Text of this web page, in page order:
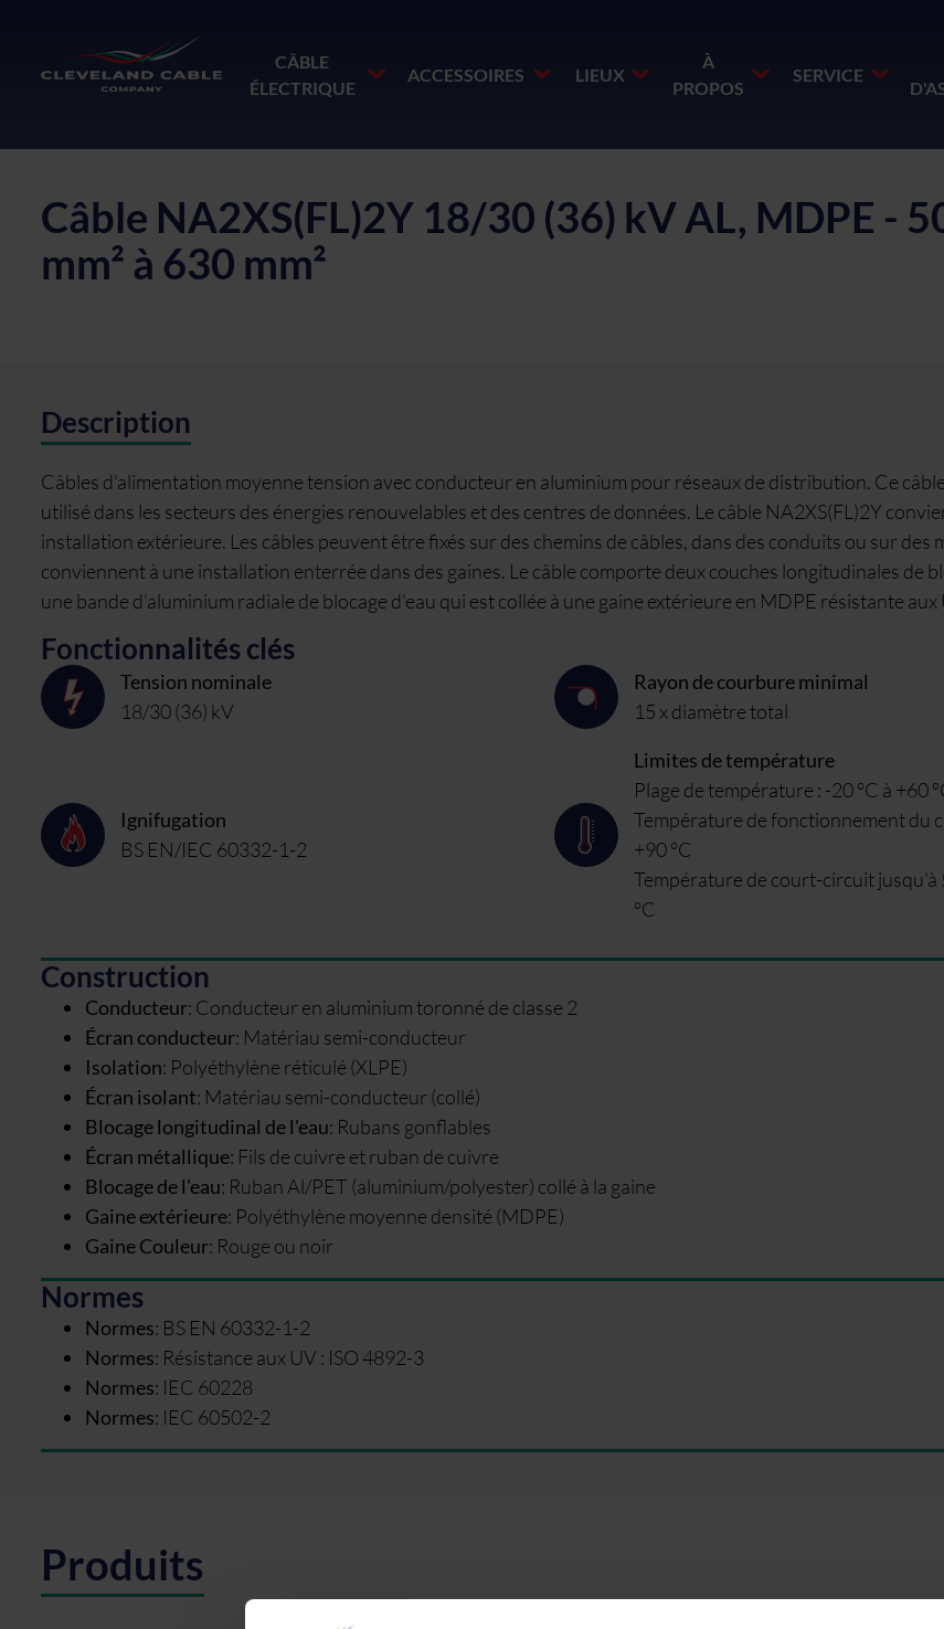
CÂBLE
ÉLECTRIQUE
ACCESSOIRES LIEUX
À
PROPOS
SERVICE
Câble NA2XS(FL)2Y 18/30 (36) kV AL, MDPE -
mm² à 630 mm²
Description
Câbles d'alimentation moyenne tension avec conducteur en aluminium pour réseaux de distribution. Ce
utilisé dans les secteurs des énergies renouvelables et des centres de données. Le câble NA2XS(FL)2Y
installation extérieure. Les câbles peuvent être fixés sur des chemins de câbles, dans des conduits ou sur des
conviennent à une installation enterrée dans des gaines. Le câble comporte deux couches longitudinales de
une bande d'aluminium radiale de blocage d'eau qui est collée à une gaine extérieure en MDPE résistante aux
Fonctionnalités clés
Tension nominale
18/30 (36) kV
Rayon de courbure minimal
15 x diamètre total
Ignifugation
BS EN/IEC 60332-1-2
Limites de température
Plage de température : -20 °C à +60
Température de fonctionnement du
+90 °C
Température de court-circuit jusqu'à
°C
Construction
Conducteur: Conducteur en aluminium toronné de classe 2
Écran conducteur: Matériau semi-conducteur
Isolation: Polyéthylène réticulé (XLPE)
Écran isolant: Matériau semi-conducteur (collé)
Blocage longitudinal de l'eau: Rubans gonflables
Écran métallique: Fils de cuivre et ruban de cuivre
Blocage de l'eau: Ruban Al/PET (aluminium/polyester) collé à la gaine
Gaine extérieure: Polyéthylène moyenne densité (MDPE)
Gaine Couleur: Rouge ou noir
Normes
Normes: BS EN 60332-1-2
Normes: Résistance aux UV : ISO 4892-3
Normes: IEC 60228
Normes: IEC 60502-2
Produits